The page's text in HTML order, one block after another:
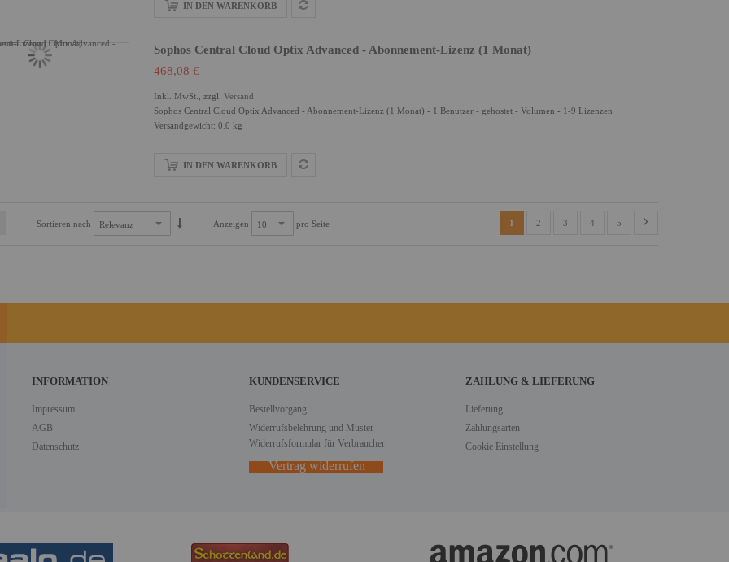
IN DEN WARENKORB
Sophos Central Cloud Optix Advanced - Abonnement-Lizenz (1 Monat)
468,08 €
Inkl. MwSt., zzgl. Versand
Sophos Central Cloud Optix Advanced - Abonnement-Lizenz (1 Monat) - 1 Benutzer - gehostet - Volumen - 1-9 Lizenzen
Versandgewicht: 0.0 kg
IN DEN WARENKORB
Sortieren nach Anzeigen pro Seite 1 2 3 4 5
INFORMATION
Impressum
AGB
Datenschutz
KUNDENSERVICE
Bestellvorgang
Widerrufsbelehrung und Muster-
Widerrufsformular für Verbraucher
Vertrag widerrufen
ZAHLUNG & LIEFERUNG
Lieferung
Zahlungsarten
Cookie Einstellung